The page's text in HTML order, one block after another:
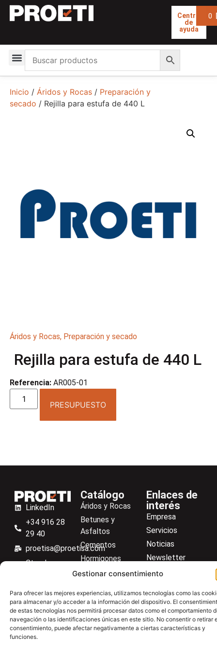
Gestionar consentimiento
Para ofrecer las mejores experiencias, utilizamos tecnologías como las
para almacenar y/o acceder a la información del dispositivo. El
de estas tecnologías nos permitirá procesar datos como el comportamiento
navegación o las identificaciones únicas en este sitio. No consentir o retirar
consentimiento, puede afectar negativamente a ciertas características y
funciones.
Centro
de
ayuda
0
Inicio / Áridos y Rocas / Preparación y
secado / Rejilla para estufa de 440 L
Áridos y Rocas, Preparación y secado
Rejilla para estufa de 440 L
Referencia: AR005-01
PRESUPUESTO
LinkedIn
+34 916 28
29 40
proetisa@proetisa.com
Ctra de
M-106, Km
4,1, 28110
Algete,
Madrid
Catálogo
Áridos y Rocas
Betunes y
Asfaltos
Cementos
Hormigones
Suelos
Aceros
Material general
Enlaces de
interés
Empresa
Servicios
Noticias
Newsletter
Descargas
Centro de ayuda